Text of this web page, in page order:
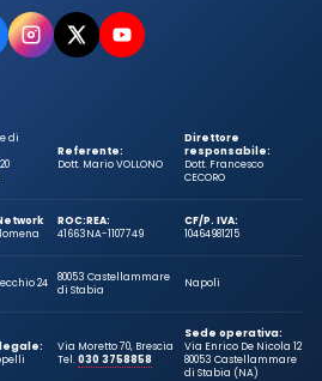
di
Referente:
Dott. Mario VOLLONO
Direttore
responsabile:
Dott. Francesco
CECORO
ROC:
41663
REA:
NA-1107749
CF/P. IVA:
10464981215
24
80053 Castellammare
di Stabia
Napoli
Via Moretto 70, Brescia
Tel.030 3758858
Sede operativa:
Via Enrico De Nicola 12
80053 Castellammare
di Stabia (NA)